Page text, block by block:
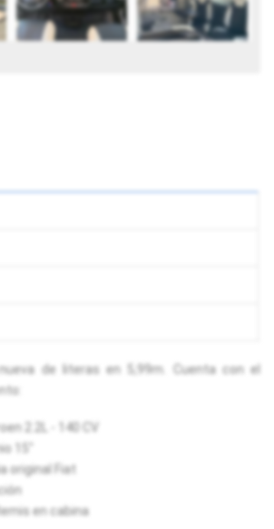
nueva de literas en 5,99m. Cuenta con el
2.2L - 140 CV
15"
original Fiat
en cabina